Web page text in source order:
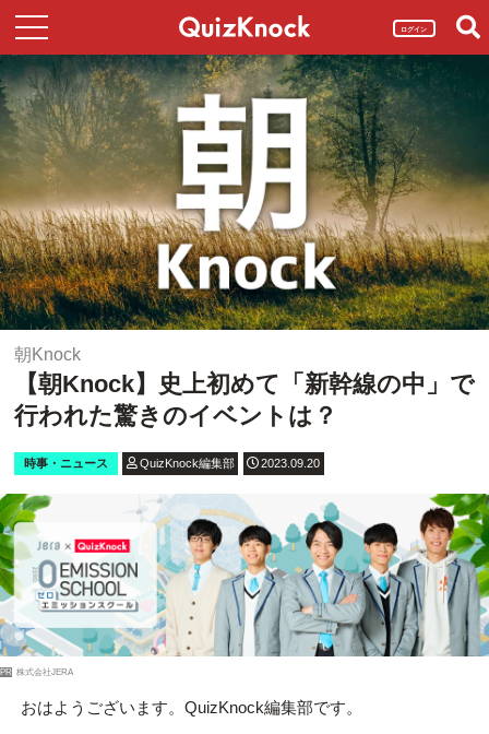
ログイン
朝Knock
【朝Knock】史上初めて「新幹線の中」で
行われた驚きのイベントは？
時事・ニュース QuizKnock編集部 2023.09.20
PR 株式会社JERA
おはようございます。QuizKnock編集部です。